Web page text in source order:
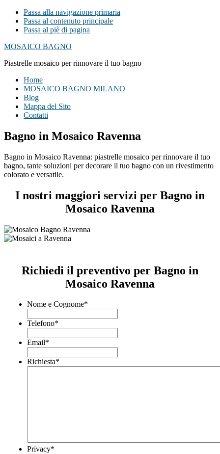
Passa alla navigazione primaria
Passa al contenuto principale
Passa al piè di pagina
MOSAICO BAGNO
Piastrelle mosaico per rinnovare il tuo bagno
Home
MOSAICO BAGNO MILANO
Blog
Mappa del Sito
Contatti
Bagno in Mosaico Ravenna
Bagno in Mosaico Ravenna: piastrelle mosaico per rinnovare il tuo
bagno, tante soluzioni per decorare il tuo bagno con un rivestimento
colorato e versatile.
I nostri maggiori servizi per Bagno in
Mosaico Ravenna
Richiedi il preventivo per Bagno in
Mosaico Ravenna
Nome e Cognome*
Telefono*
Email*
Richiesta*
Privacy*